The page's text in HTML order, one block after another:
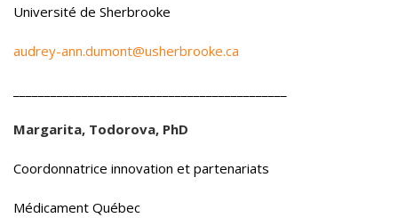
Université de Sherbrooke
audrey-ann.dumont@usherbrooke.ca
Margarita, Todorova, PhD
Coordonnatrice innovation et partenariats
Médicament Québec